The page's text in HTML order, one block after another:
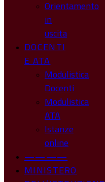
Orientamento
in
uscita
DOCENTI
E ATA
Modulistica
Docenti
Modulistica
ATA
Istanze
online
————
MINISTERO